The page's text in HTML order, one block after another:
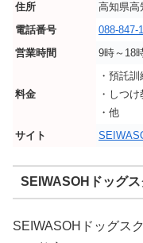
住所
高知県高
電話番号
088-847-
営業時間
9時～18
料金
・預託
・しつ
・他
サイト
SEIWASOHドッグ
SEIWASOHドッグス